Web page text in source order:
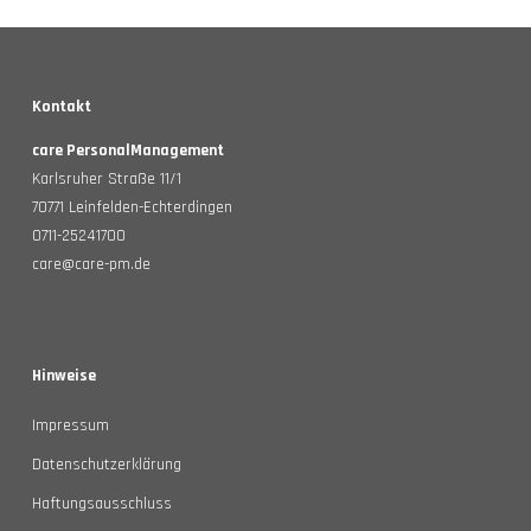
Kontakt
care PersonalManagement
Karlsruher Straße 11/1
70771 Leinfelden-Echterdingen
0711-25241700
care@care-pm.de
Hinweise
Impressum
Datenschutzerklärung
Haftungsausschluss